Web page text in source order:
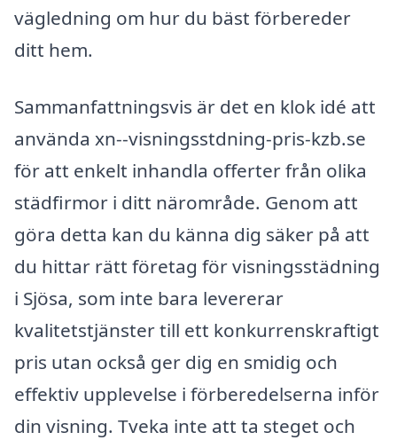
vägledning om hur du bäst förbereder
ditt hem.
Sammanfattningsvis är det en klok idé att
använda xn--visningsstdning-pris-kzb.se
för att enkelt inhandla offerter från olika
städfirmor i ditt närområde. Genom att
göra detta kan du känna dig säker på att
du hittar rätt företag för visningsstädning
i Sjösa, som inte bara levererar
kvalitetstjänster till ett konkurrenskraftigt
pris utan också ger dig en smidig och
effektiv upplevelse i förberedelserna inför
din visning. Tveka inte att ta steget och